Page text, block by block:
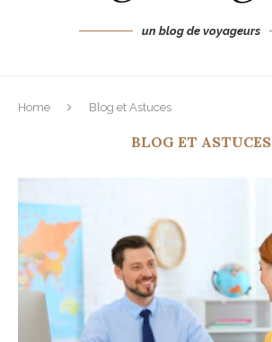
un blog de voyageurs
Home Blog et Astuces
BLOG ET ASTUCES